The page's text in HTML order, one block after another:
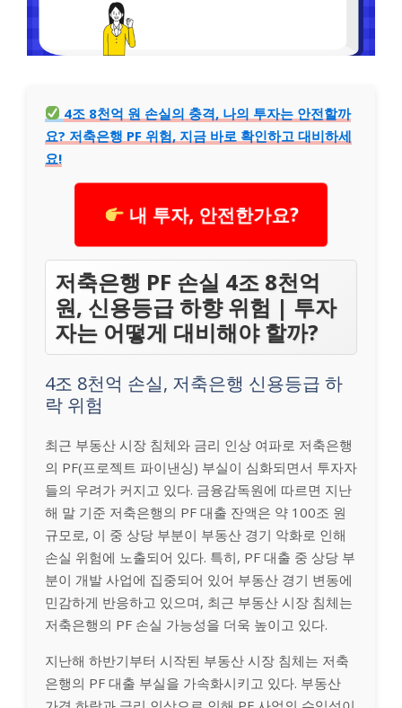
4조 8천억 원 손실의 충격, 나의 투자는 안전할까
요? 저축은행 PF 위험, 지금 바로 확인하고 대비하세
요!
내 투자, 안전한가요?
저축은행 PF 손실 4조 8천억
원, 신용등급 하향 위험 | 투자
자는 어떻게 대비해야 할까?
4조 8천억 손실, 저축은행 신용등급 하
락 위험
최근 부동산 시장 침체와 금리 인상 여파로 저축은행
의 PF(프로젝트 파이낸싱) 부실이 심화되면서 투자자
들의 우려가 커지고 있다. 금융감독원에 따르면 지난
해 말 기준 저축은행의 PF 대출 잔액은 약 100조 원
규모로, 이 중 상당 부분이 부동산 경기 악화로 인해
손실 위험에 노출되어 있다. 특히, PF 대출 중 상당 부
분이 개발 사업에 집중되어 있어 부동산 경기 변동에
민감하게 반응하고 있으며, 최근 부동산 시장 침체는
저축은행의 PF 손실 가능성을 더욱 높이고 있다.
지난해 하반기부터 시작된 부동산 시장 침체는 저축
은행의 PF 대출 부실을 가속화시키고 있다. 부동산